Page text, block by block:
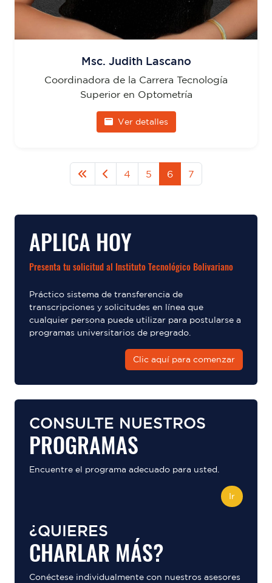
APLICA HOY
Presenta tu solicitud al Instituto Tecnológico Bolivariano
Práctico sistema de transferencia de
transcripciones y solicitudes en línea que
cualquier persona puede utilizar para postularse a
programas universitarios de pregrado.
Clic aquí para comenzar
CONSULTE NUESTROS
PROGRAMAS
Encuentre el programa adecuado para usted.
Ir
¿QUIERES
CHARLAR MÁS?
Conéctese individualmente con nuestros asesores
Msc. Judith Lascano
Coordinadora de la Carrera Tecnología
Superior en Optometría
Ver detalles
4 5 6 7